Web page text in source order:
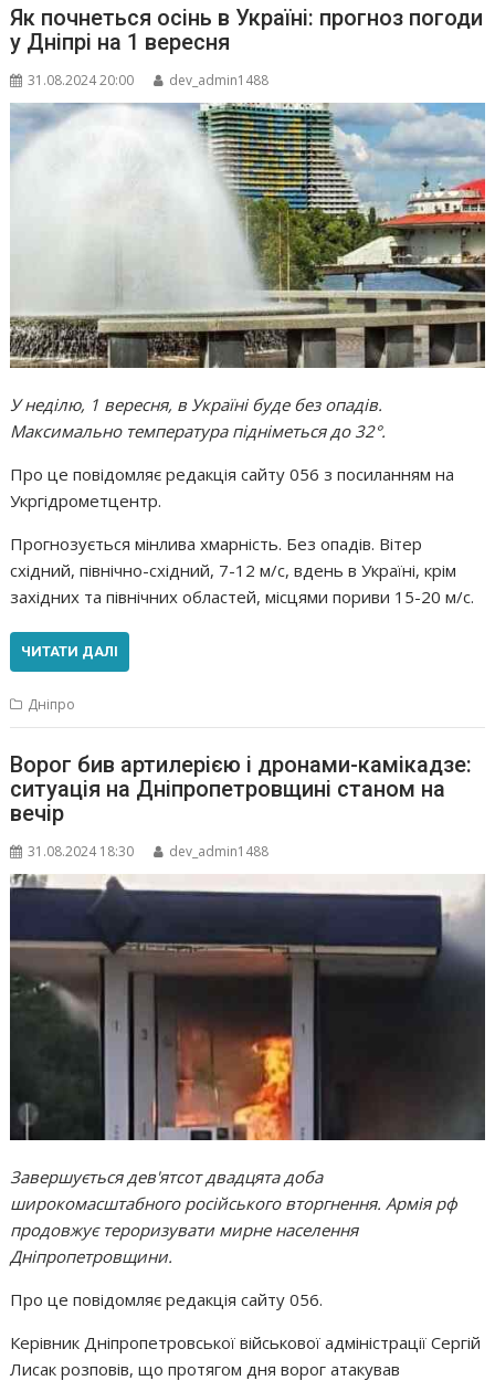
Як почнеться осінь в Україні: прогноз погоди
у Дніпрі на 1 вересня
31.08.2024 20:00 dev_admin1488
У неділю, 1 вересня, в Україні буде без опадів.
Максимально температура підніметься до 32°.
Про це повідомляє редакція сайту 056 з посиланням на
Укргідрометцентр.
Прогнозується мінлива хмарність. Без опадів. Вітер
східний, північно-східний, 7-12 м/с, вдень в Україні, крім
західних та північних областей, місцями пориви 15-20 м/с.
ЧИТАТИ ДАЛІ
Дніпро
Ворог бив артилерією і дронами-камікадзе:
ситуація на Дніпропетровщині станом на
вечір
31.08.2024 18:30 dev_admin1488
Завершується дев'ятсот двадцята доба
широкомасштабного російського вторгнення. Армія рф
продовжує тероризувати мирне населення
Дніпропетровщини.
Про це повідомляє редакція сайту 056.
Керівник Дніпропетровської військової адміністрації Сергій
Лисак розповів, що протягом дня ворог атакував